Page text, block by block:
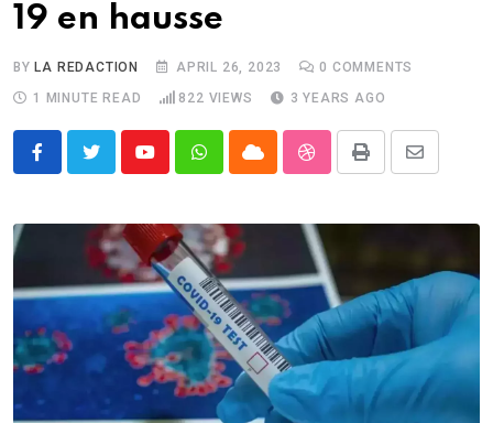
19 en hausse
BYLA REDACTION APRIL 26, 2023 0 COMMENTS
1 MINUTE READ
822 VIEWS 3 YEARS AGO
YoutubeWhatsappCloud StumbleUpon
Print
Share
Email